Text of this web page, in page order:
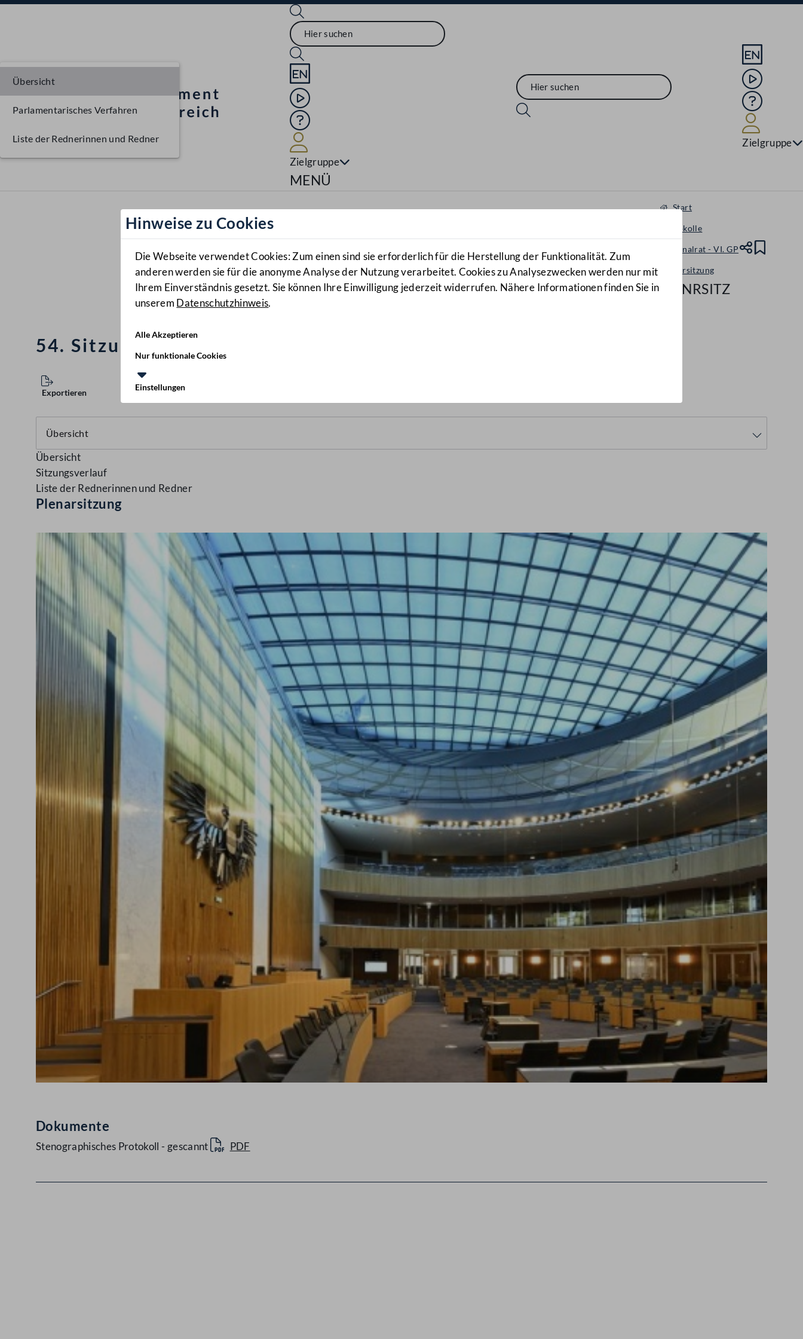
Sprache English
Mediathek
Hilfe
Zielgruppe
Navigationsmenü öffnen
MENÜ
Sprache
Mediathek
Hilfe
Zielgruppe
Hinweise zu Cookies
Die Webseite verwendet Cookies: Zum einen sind sie erforderlich für die Herstellung der Funktionalität. Zum
anderen werden sie für die anonyme Analyse der Nutzung verarbeitet. Cookies zu Analysezwecken werden nur mit
Ihrem Einverständnis gesetzt. Sie können Ihre Einwilligung jederzeit widerrufen. Nähere Informationen finden Sie in
unserem Datenschutzhinweis.
Alle Akzeptieren
Nur funktionale Cookies
Einstellungen
Start
Protokolle
Nationalrat - VI. GP
Plenarsitzung
54/NRSITZ
54. Sitzung des Nationalrats vom 6. Juni 1951
Exportieren
Übersicht
Parlamentarisches Verfahren
Liste der Rednerinnen und Redner
Übersicht
Sitzungsverlauf
Liste der Rednerinnen und Redner
Plenarsitzung
Dokumente
Stenographisches Protokoll - gescannt PDF